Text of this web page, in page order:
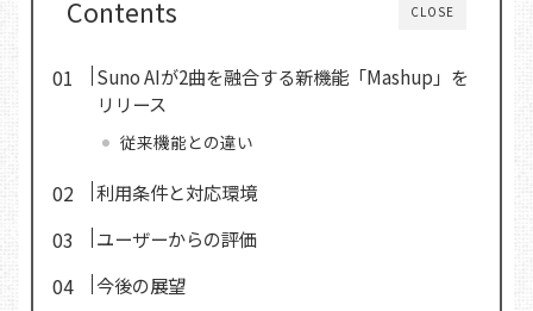
CLOSE
Contents
Suno AIが2曲を融合する新機能「Mashup」を
リリース
従来機能との違い
利用条件と対応環境
ユーザーからの評価
今後の展望